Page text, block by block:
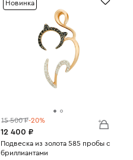
Новинка
15 500 ₽-20%
12 400 ₽
Подвеска из золота 585 пробы с
бриллиантами